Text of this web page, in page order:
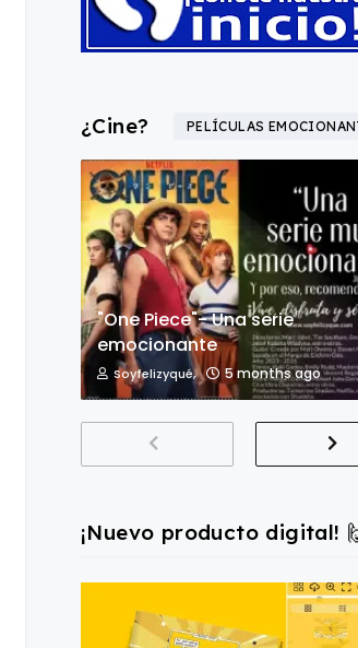
PELÍCULAS
¿Cine?
"One Piece"- Una serie
emocionante
Soyfelizyqué, 5 months ago
¡Nuevo producto digital!